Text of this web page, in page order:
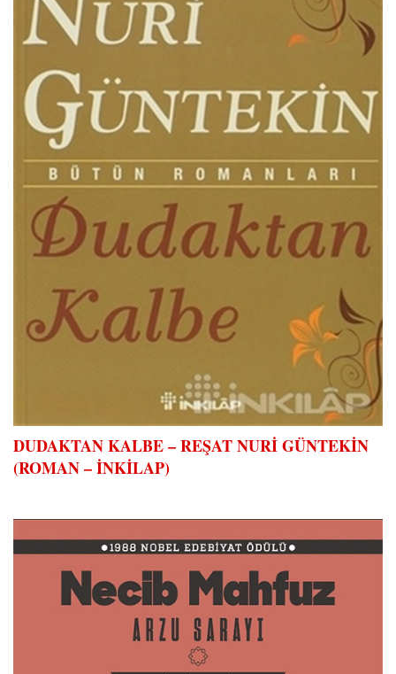
DUDAKTAN KALBE – REŞAT NURİ GÜNTEKİN
(ROMAN – İNKİLAP)